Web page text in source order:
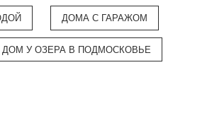
ДОМА С ГАРАЖОМ
ДОМ У ОЗЕРА В ПОДМОСКОВЬЕ